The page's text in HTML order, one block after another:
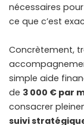
nécessaires
ce que c’est
Concrètement,
simple aide
de 3 000 € par
consacrer
suivi